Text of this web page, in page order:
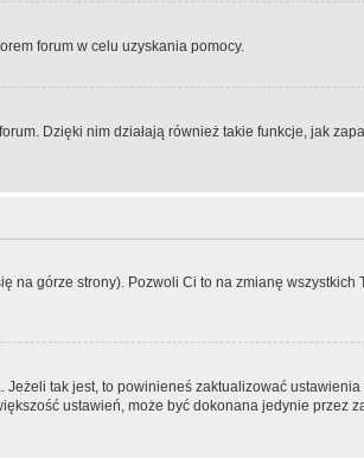
forum w celu uzyskania pomocy.
Dzięki nim działają również takie funkcje, jak
na górze strony). Pozwoli Ci to na zmianę wszystkich
tak jest, to powinieneś zaktualizować
ustawień, może być dokonana jedynie przez